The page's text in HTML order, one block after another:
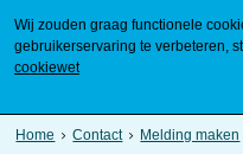
Wij zouden graag functionele
gebruikerservaring te verbeteren,
cookiewet
Home Contact Melding maken